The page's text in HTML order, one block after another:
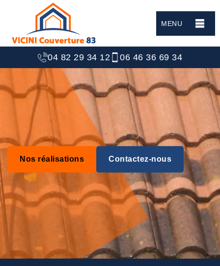
MENU
04 82 29 34 12 06 46 36 69 34
Nos réalisations Contactez-nous